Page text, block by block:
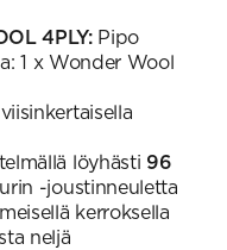
4PLY: Pipo
1 x Wonder Wool
löyhästi 96
-joustinneuletta
kerroksella
neljä